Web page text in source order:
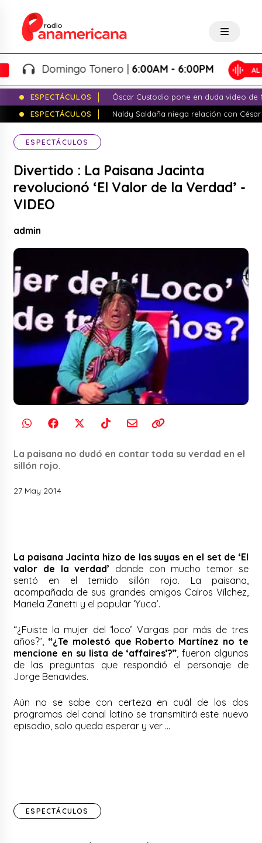
Domingo Tonero |6:00AM - 6:00PM
ESPECTÁCULOS
Óscar Custodio pone en duda video de
ESPECTÁCULOS
Naldy Saldaña niega relación con
ESPECTÁCULOS
Divertido : La Paisana Jacinta
revolucionó ‘El Valor de la Verdad’ -
VIDEO
admin
La paisana no dudó en contar toda su verdad en el
sillón rojo.
27 May 2014
La paisana Jacinta hizo de las suyas en el set de ‘El
valor de la verdad’ donde con mucho temor se
sentó en el temido sillón rojo. La paisana,
acompañada de sus grandes amigos Calros Vílchez,
Mariela Zanetti y el popular ‘Yuca’.
“¿Fuiste la mujer del ‘loco’ Vargas por más de tres
años?”, “¿Te molestó que Roberto Martínez no te
mencione en su lista de ‘affaires’?”, fueron algunas
de las preguntas que respondió el personaje de
Jorge Benavides.
Aún no se sabe con certeza en cuál de los dos
programas del canal latino se transmitirá este nuevo
episodio, solo queda esperar y ver …
ESPECTÁCULOS